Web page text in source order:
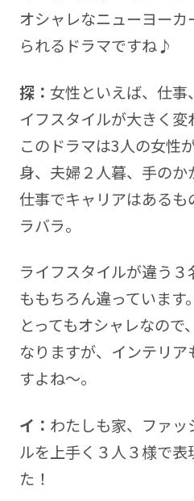
オシャレなニューヨー
られるドラマですね♪
探： 女性といえば、仕
イフスタイルが大きく変
このドラマは3人の女性
身、夫婦２人暮、手の
仕事でキャリアはある
ラバラ。
ライフスタイルが違う
ももちろん違っています
とってもオシャレなの
なりますが、インテリ
すよね～。
イ： わたしも家、ファッ
ルを上手く３人３様で
た！